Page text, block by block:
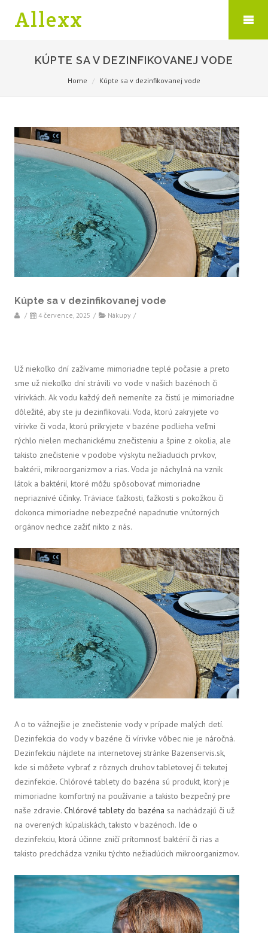
Allexx
KÚPTE SA V DEZINFIKOVANEJ VODE
Home Kúpte sa v dezinfikovanej vode
Kúpte sa v dezinfikovanej vode
/ 4 července, 2025 / Nákupy /
Už niekoľko dní zažívame mimoriadne teplé počasie a preto
sme už niekoľko dní strávili vo vode v našich bazénoch či
vírivkách. Ak vodu každý deň nemeníte za čistú je mimoriadne
dôležité, aby ste ju dezinfikovali. Voda, ktorú zakryjete vo
vírivke či voda, ktorú prikryjete v bazéne podlieha veľmi
rýchlo nielen mechanickému znečisteniu a špine z okolia, ale
takisto znečistenie v podobe výskytu nežiaducich prvkov,
baktérii, mikroorganizmov a rias. Voda je náchylná na vznik
látok a baktérií, ktoré môžu spôsobovať mimoriadne
nepriaznivé účinky. Tráviace ťažkosti, ťažkosti s pokožkou či
dokonca mimoriadne nebezpečné napadnutie vnútorných
orgánov nechce zažiť nikto z nás.
A o to vážnejšie je znečistenie vody v prípade malých detí.
Dezinfekcia do vody v bazéne či vírivke vôbec nie je náročná.
Dezinfekciu nájdete na internetovej stránke Bazenservis.sk,
kde si môžete vybrať z rôznych druhov tabletovej či tekutej
dezinfekcie. Chlórové tablety do bazéna sú produkt, ktorý je
mimoriadne komfortný na používanie a takisto bezpečný pre
naše zdravie. Chlórové tablety do bazéna sa nachádzajú či už
na overených kúpaliskách, takisto v bazénoch. Ide o
dezinfekciu, ktorá účinne zničí prítomnosť baktérií či rias a
takisto predchádza vzniku týchto nežiadúcich mikroorganizmov.